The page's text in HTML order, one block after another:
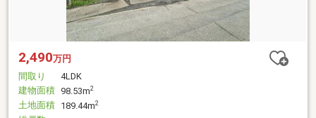
2,490万円
間取り
4LDK
建物面積 98.53m2
土地面積 189.44m2